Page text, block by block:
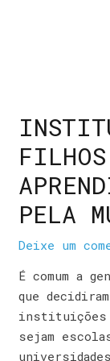
PELA
Deixe um
É comum a
que
instituições
sejam